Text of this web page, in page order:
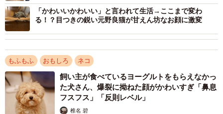
「暖を求めている時はいつも毛布の中に入ってくるのです
が、この時はたぶん朝ごはんの催促をするためにお腹の上
に乗ったまま寝ちゃったのだと思います」
－－朝ごはんを食べたくて登ってきたのですね。しばらく
このままでいたのでしょうか。このままずーっと寝ていた
くなりますよね。
「かわいいかわいい」と言われて生活→ここまで変わ
る！？目つきの鋭い元野良猫が甘えん坊なお顔に激変
もふもふ おもしろ ネコ
飼い主が食べているヨーグルトをもらえなかっ
た犬さん、爆裂に拗ねた顔がかわいすぎ「鼻息
フスフス」「反則レベル」
椎名 碧